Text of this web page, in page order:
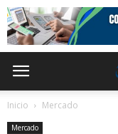
Inicio Mercado
Mercado